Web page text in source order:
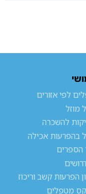
לפי אזורים
מוזל
להשכרה
בהפרעות אכילה
הספרים
הפרעות קשב וריכוז
מטפלים